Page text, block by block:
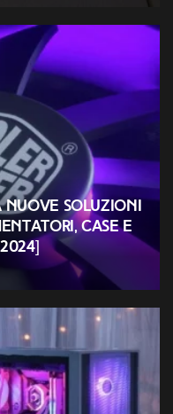
nuove soluzioni
case e